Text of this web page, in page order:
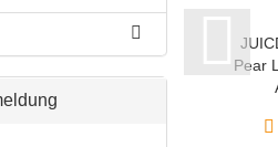
Pear